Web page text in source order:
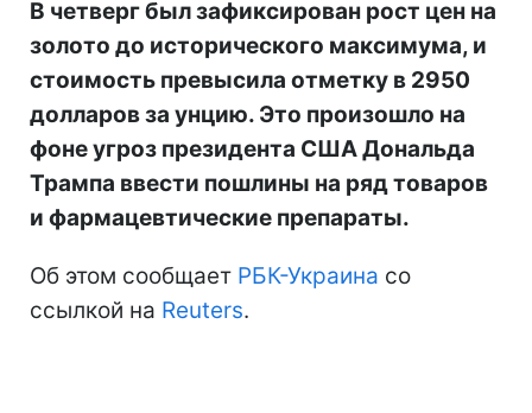
В четверг был зафиксирован рост цен на
золото до исторического максимума, и
стоимость превысила отметку в 2950
долларов за унцию. Это произошло на
фоне угроз президента США Дональда
Трампа ввести пошлины на ряд товаров
и фармацевтические препараты.
Об этом сообщает РБК-Украина со
ссылкой на Reuters.